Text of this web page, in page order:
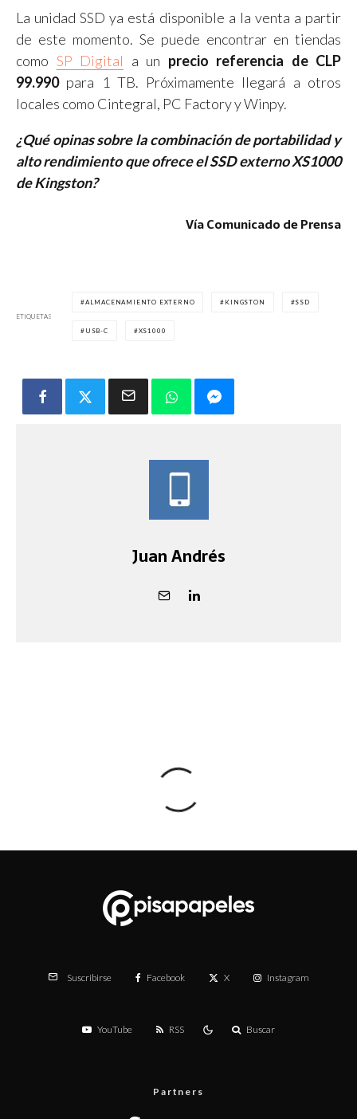
La unidad SSD ya está disponible a la venta a partir
de este momento. Se puede encontrar en tiendas
como SP Digital a un precio referencia de CLP
99.990para 1 TB. Próximamente llegará a otros
locales como Cintegral, PC Factory y Winpy.
¿Qué opinas sobre la combinación de portabilidad y
alto rendimiento que ofrece el SSD externo XS1000
de Kingston?
Vía Comunicado de Prensa
ETIQUETAS
ALMACENAMIENTO EXTERNO KINGSTON SSD
USB-C XS1000
Juan Andrés
Suscribirse Facebook X Instagram
YouTube RSS Buscar
Partners